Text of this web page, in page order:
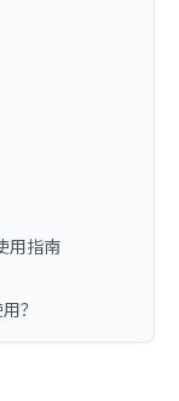
用指南
？